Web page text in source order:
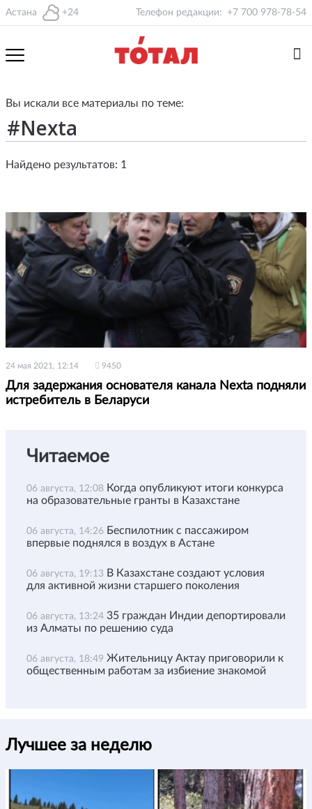
Астана +24 Телефон редакции: +7 700 978-78-54
Вы искали все материалы по теме:
Найдено результатов: 1
24 мая 2021, 12:14 9450
Для задержания основателя канала Nexta подняли
истребитель в Беларуси
Читаемое
06 августа, 12:08 Когда опубликуют итоги конкурса
на образовательные гранты в Казахстане
06 августа, 14:26 Беспилотник с пассажиром
впервые поднялся в воздух в Астане
06 августа, 19:13 В Казахстане создают условия
для активной жизни старшего поколения
06 августа, 13:24 35 граждан Индии депортировали
из Алматы по решению суда
06 августа, 18:49 Жительницу Актау приговорили к
общественным работам за избиение знакомой
Лучшее за неделю